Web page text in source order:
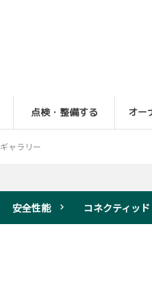
点検・整備する オー
ギャラリー
安全性能 コネクティッド